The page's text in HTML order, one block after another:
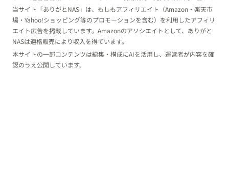
当サイト「ありがとNAS」は、もしもアフィリエイト（Amazon・楽天市
場・Yahoo!ショッピング等のプロモーションを含む）を利用したアフィリ
エイト広告を掲載しています。Amazonのアソシエイトとして、ありがと
NASは適格販売により収入を得ています。
本サイトの一部コンテンツは編集・構成にAIを活用し、運営者が内容を確
認のうえ公開しています。